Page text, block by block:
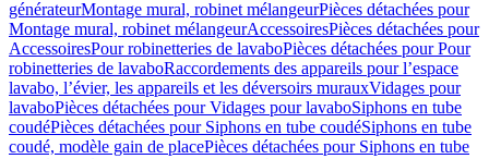
générateurMontage mural, robinet mélangeurPièces détachées pour
Montage mural, robinet mélangeurAccessoiresPièces détachées pour
AccessoiresPour robinetteries de lavaboPièces détachées pour Pour
robinetteries de lavaboRaccordements des appareils pour l’espace
lavabo, l’évier, les appareils et les déversoirs murauxVidages pour
lavaboPièces détachées pour Vidages pour lavaboSiphons en tube
coudéPièces détachées pour Siphons en tube coudéSiphons en tube
coudé, modèle gain de placePièces détachées pour Siphons en tube